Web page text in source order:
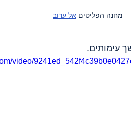
מחנה הפליטים אל ערוב
עימותים.
video/